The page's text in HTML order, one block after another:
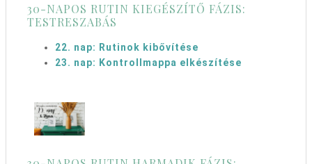
30-NAPOS RUTIN KIEGÉSZÍTŐ FÁZIS:
TESTRESZABÁS
22. nap: Rutinok kibővítése
23. nap: Kontrollmappa elkészítése